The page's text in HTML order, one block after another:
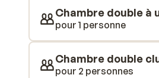
spécialités. Du poisson
aura pour tous les goûts!
Chambre double à
pour 1 personne
Chambre double
pour 2 personnes